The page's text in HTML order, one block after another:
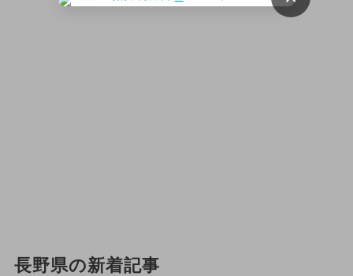
長野県の新着記事